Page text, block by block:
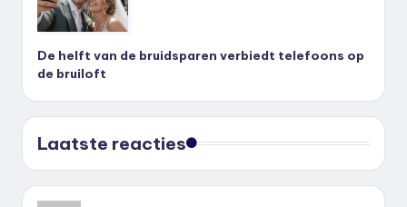
De helft van de bruidsparen verbiedt telefoons op
de bruiloft
Laatste reacties